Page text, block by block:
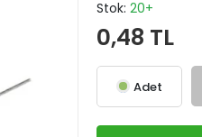
Stok: 20+
0,48 TL
Adet